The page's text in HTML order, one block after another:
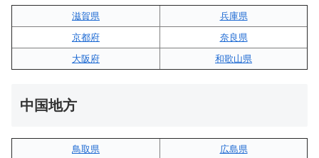
滋賀県
兵庫県
京都府
奈良県
大阪府
和歌山県
中国地方
鳥取県
広島県